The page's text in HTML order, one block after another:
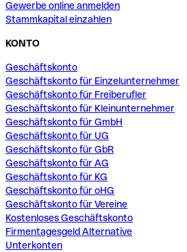
Gewerbe online anmelden
Stammkapital einzahlen
KONTO
Geschäftskonto
Geschäftskonto für Einzelunternehmer
Geschäftskonto für Freiberufler
Geschäftskonto für Kleinunternehmer
Geschäftskonto für GmbH
Geschäftskonto für UG
Geschäftskonto für GbR
Geschäftskonto für AG
Geschäftskonto für KG
Geschäftskonto für oHG
Geschäftskonto für Vereine
Kostenloses Geschäftskonto
Firmentagesgeld Alternative
Unterkonten